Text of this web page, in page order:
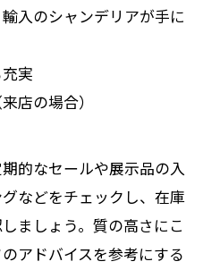
入のシャンデリアが手に
実
店の場合）
的なセールや展示品の入
などをチェックし、在庫
ましょう。質の高さにこ
アドバイスを参考にする